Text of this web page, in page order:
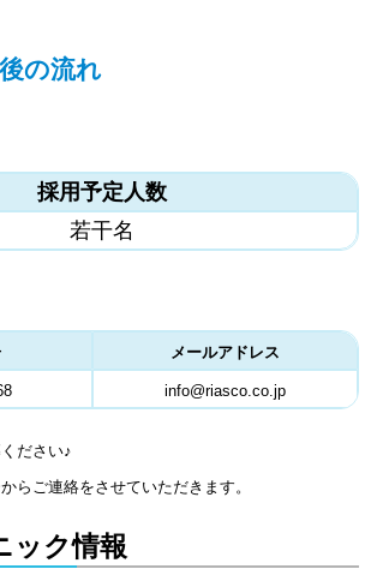
の流れ
採用予定人数
若干名
メールアドレス
info@riasco.co.jp
ださい♪
らご連絡をさせていただきます。
ック情報